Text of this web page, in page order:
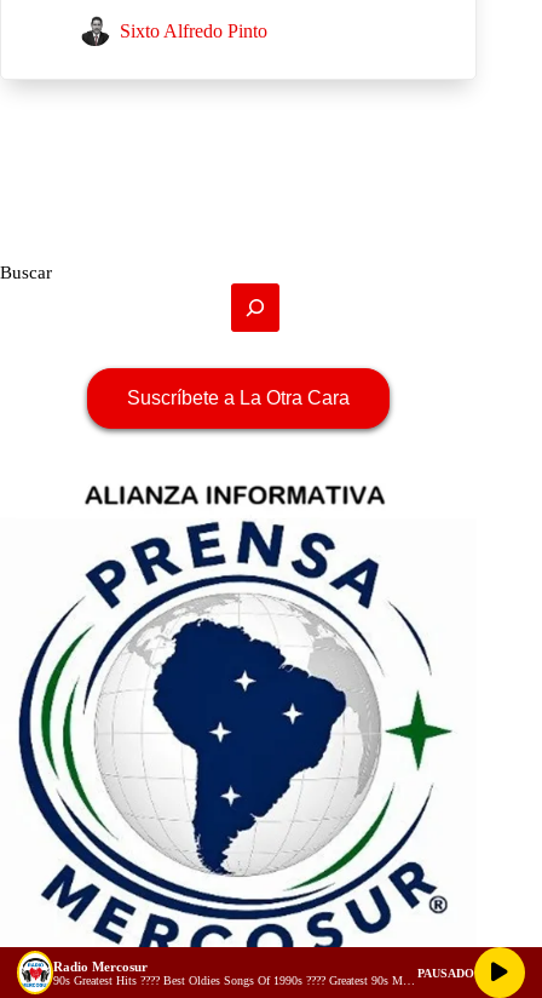
Sixto Alfredo Pinto
Buscar
Suscríbete a La Otra Cara
Radio Mercosur
90s Greatest Hits ???? Best Oldies Songs Of 1990s ???? Greatest 90s Music Hits (128 kbps)
PAUSADO